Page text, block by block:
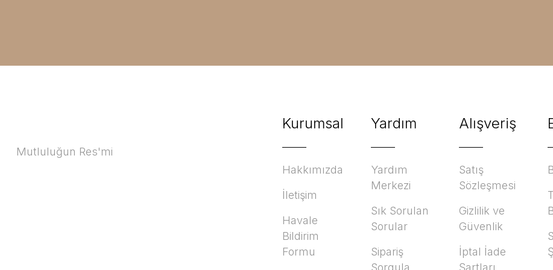
Mutluluğun Res'mi
Kurumsal
Hakkımızda
İletişim
Havale
Bildirim
Formu
Yardım
Yardım
Merkezi
Sık Sorulan
Sorular
Sipariş
Sorgula
Alışveriş
Satış
Sözleşmesi
Gizlilik ve
Güvenlik
İptal İade
Şartları